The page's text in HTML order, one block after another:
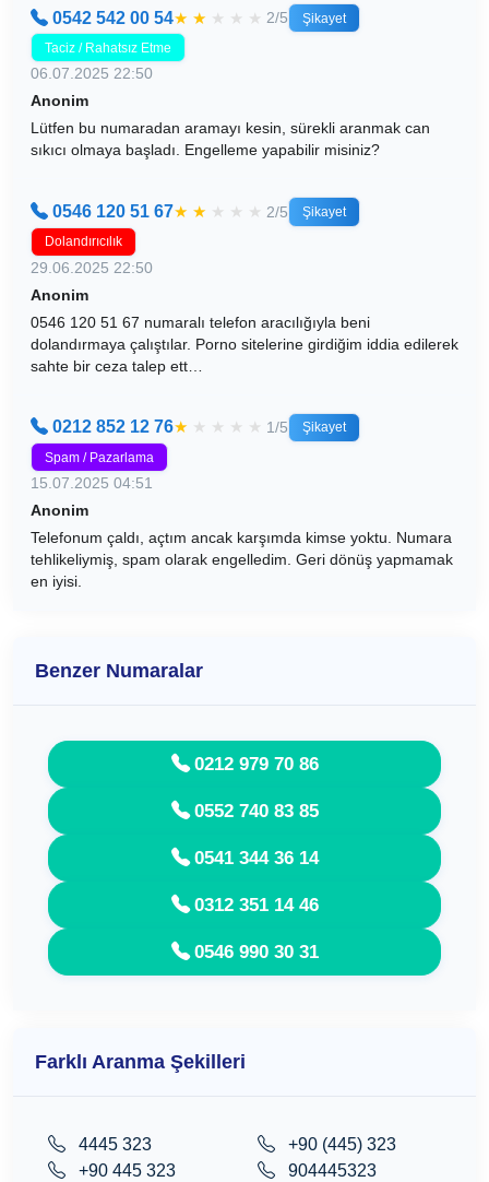
0542 542 00 54★ ★ ★ ★ ★ 2/5
Şikayet
Taciz / Rahatsız Etme
06.07.2025 22:50
Anonim
Lütfen bu numaradan aramayı kesin, sürekli aranmak can
sıkıcı olmaya başladı. Engelleme yapabilir misiniz?
0546 120 51 67★ ★ ★ ★ ★ 2/5
Şikayet
Dolandırıcılık
29.06.2025 22:50
Anonim
0546 120 51 67 numaralı telefon aracılığıyla beni
dolandırmaya çalıştılar. Porno sitelerine girdiğim iddia edilerek
sahte bir ceza talep ett…
0212 852 12 76★ ★ ★ ★ ★ 1/5
Şikayet
Spam / Pazarlama
15.07.2025 04:51
Anonim
Telefonum çaldı, açtım ancak karşımda kimse yoktu. Numara
tehlikeliymiş, spam olarak engelledim. Geri dönüş yapmamak
en iyisi.
Benzer Numaralar
0212 979 70 86
0552 740 83 85
0541 344 36 14
0312 351 14 46
0546 990 30 31
Farklı Aranma Şekilleri
4445 323
+90 445 323
+90 (445) 323
904445323